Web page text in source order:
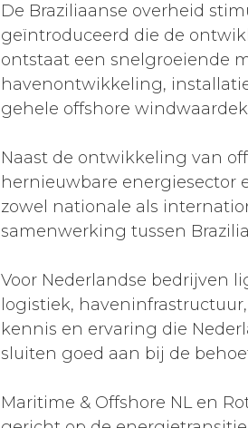
De Braziliaanse overheid
geïntroduceerd die de
ontstaat een snelgroeiende
havenontwikkeling,
gehele offshore
Naast de ontwikkeling van
hernieuwbare energiesector
zowel nationale als
samenwerking tussen
Voor Nederlandse bedrijven
logistiek,
kennis en ervaring die
sluiten goed aan bij de
Maritime & Offshore NL en